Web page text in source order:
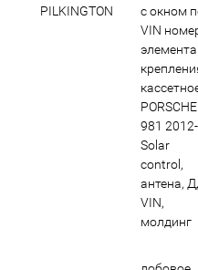
PILKINGTON
с окном
VIN
PORSCHE
981 2012-
Solar
control,
антена,
VIN,
молдинг